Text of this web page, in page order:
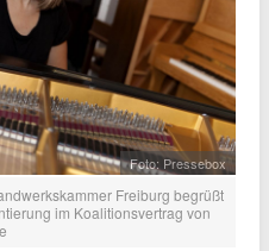
Foto: Pressebox
Freiburg begrüßt
im Koalitionsvertrag von